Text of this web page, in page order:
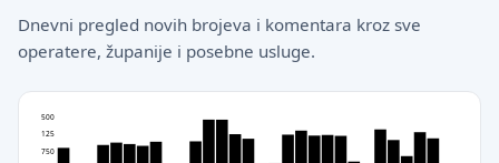
Dnevni pregled novih brojeva i komentara kroz sve
operatere, županije i posebne usluge.
750
1125
1500